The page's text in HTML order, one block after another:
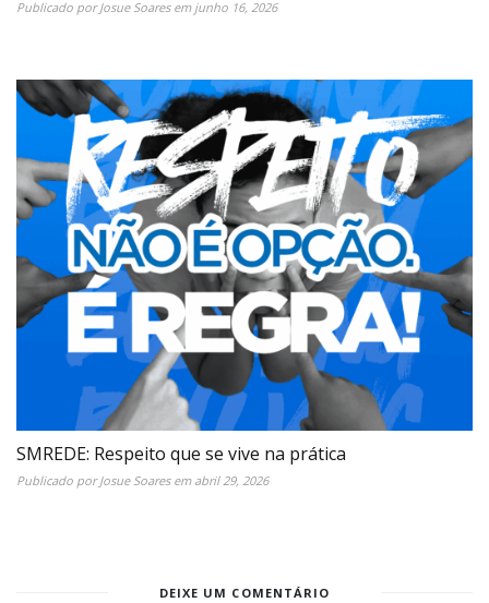
Publicado porJosue Soaresem junho 16, 2026
SMREDE: Respeito que se vive na prática
Publicado porJosue Soaresem abril 29, 2026
DEIXE UM COMENTÁRIO